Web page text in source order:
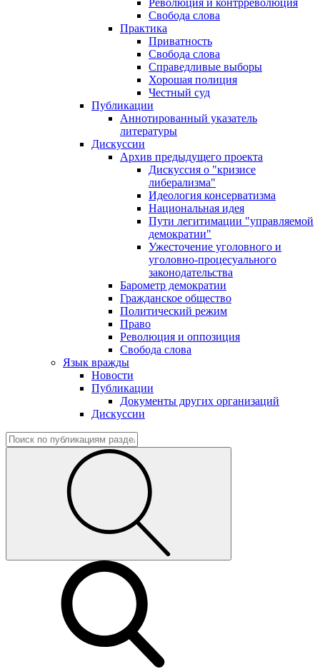
Революция и контрреволюция
Свобода слова
Практика
Приватность
Свобода слова
Справедливые выборы
Хорошая полиция
Честный суд
Публикации
Аннотированный указатель
литературы
Дискуссии
Архив предыдущего проекта
Дискуссия о "кризисе
либерализма"
Идеология консерватизма
Национальная идея
Пути легитимации "управляемой
демократии"
Ужесточение уголовного и
уголовно-процесуального
законодательства
Барометр демократии
Гражданское общество
Политический режим
Право
Революция и оппозиция
Свобода слова
Язык вражды
Новости
Публикации
Документы других организаций
Дискуссии